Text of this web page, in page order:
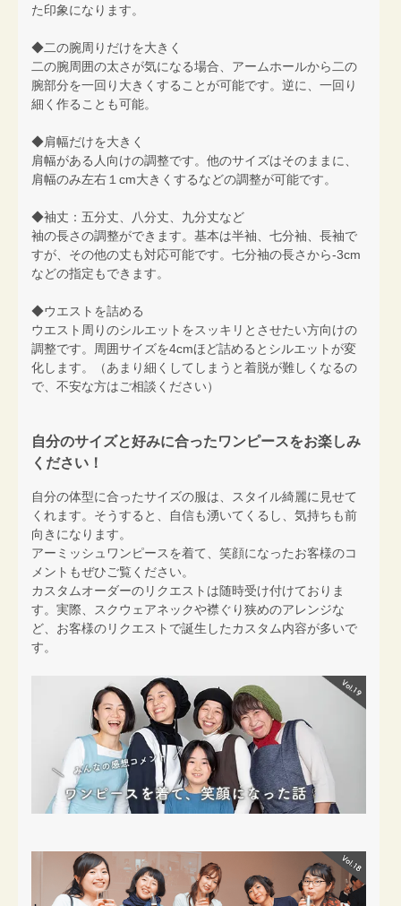
た印象になります。
◆二の腕周りだけを大きく
二の腕周囲の太さが気になる場合、アームホールから二の
腕部分を一回り大きくすることが可能です。逆に、一回り
細く作ることも可能。
◆肩幅だけを大きく
肩幅がある人向けの調整です。他のサイズはそのままに、
肩幅のみ左右１cm大きくするなどの調整が可能です。
◆袖丈：五分丈、八分丈、九分丈など
袖の長さの調整ができます。基本は半袖、七分袖、長袖で
すが、その他の丈も対応可能です。七分袖の長さから-3cm
などの指定もできます。
◆ウエストを詰める
ウエスト周りのシルエットをスッキリとさせたい方向けの
調整です。周囲サイズを4cmほど詰めるとシルエットが変
化します。（あまり細くしてしまうと着脱が難しくなるの
で、不安な方はご相談ください）
自分のサイズと好みに合ったワンピースをお楽しみ
ください！
自分の体型に合ったサイズの服は、スタイル綺麗に見せて
くれます。そうすると、自信も湧いてくるし、気持ちも前
向きになります。
アーミッシュワンピースを着て、笑顔になったお客様のコ
メントもぜひご覧ください。
カスタムオーダーのリクエストは随時受け付けておりま
す。実際、スクウェアネックや襟ぐり狭めのアレンジな
ど、お客様のリクエストで誕生したカスタム内容が多いで
す。